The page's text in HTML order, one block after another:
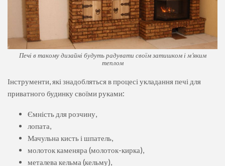
Печі в такому дизайні будуть радувати своїм затишком і м'яким
теплом
Інструменти, які знадобляться в процесі укладання печі для
приватного будинку своїми руками:
Ємність для розчину,
лопата,
Мачульна кисть і шпатель,
молоток каменяра (молоток-кирка),
металева кельма (кельму),